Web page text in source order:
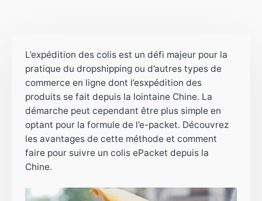
L’expédition des colis est un défi majeur pour la
pratique du dropshipping ou d’autres types de
commerce en ligne dont l’esxpédition des
produits se fait depuis la lointaine Chine. La
démarche peut cependant être plus simple en
optant pour la formule de l’e-packet. Découvrez
les avantages de cette méthode et comment
faire pour suivre un colis ePacket depuis la
Chine.